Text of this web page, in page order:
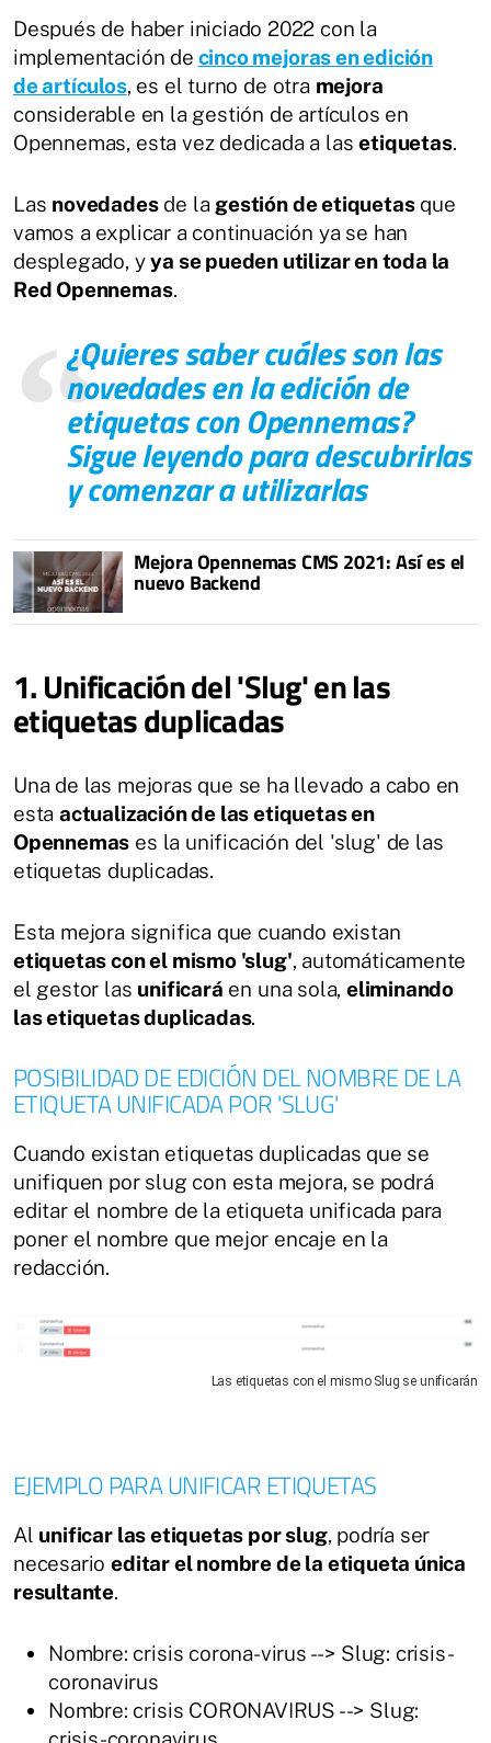
Después de haber iniciado 2022 con la
implementación de cinco mejoras en edición
de artículos, es el turno de otra mejora
considerable en la gestión de artículos en
Opennemas, esta vez dedicada a lasetiquetas.
Las novedadesde la gestión de etiquetasque
vamos a explicar a continuación ya se han
desplegado, yya se pueden utilizar en toda la
Red Opennemas.
¿Quieres saber cuáles son las
novedades en la edición de
etiquetas con Opennemas?
Sigue leyendo para descubrirlas
y comenzar a utilizarlas
Mejora Opennemas CMS 2021: Así es el
nuevo Backend
1. Unificación del 'Slug' en las
etiquetas duplicadas
Una de las mejoras que se ha llevado a cabo en
estaactualización de las etiquetas en
Opennemas es la unificación del 'slug' de las
etiquetas duplicadas.
Esta mejora significa que cuando existan
etiquetas con el mismo 'slug', automáticamente
el gestor las unificará en una sola, eliminando
las etiquetas duplicadas.
POSIBILIDAD DE EDICIÓN DEL NOMBRE DE LA
ETIQUETA UNIFICADA POR 'SLUG'
Cuando existan etiquetas duplicadas que se
unifiquen por slug con esta mejora, se podrá
editar el nombre de la etiqueta unificada para
poner el nombre que mejor encaje en la
redacción.
Las etiquetas con el mismo Slug se unificarán
EJEMPLO PARA UNIFICAR ETIQUETAS
Al unificar las etiquetas por slug, podría ser
necesarioeditar el nombre de la etiqueta única
resultante.
Nombre: crisis corona-virus --> Slug: crisis-
coronavirus
Nombre: crisis CORONAVIRUS --> Slug: